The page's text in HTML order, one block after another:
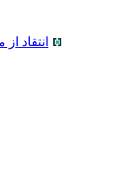
انتقاد